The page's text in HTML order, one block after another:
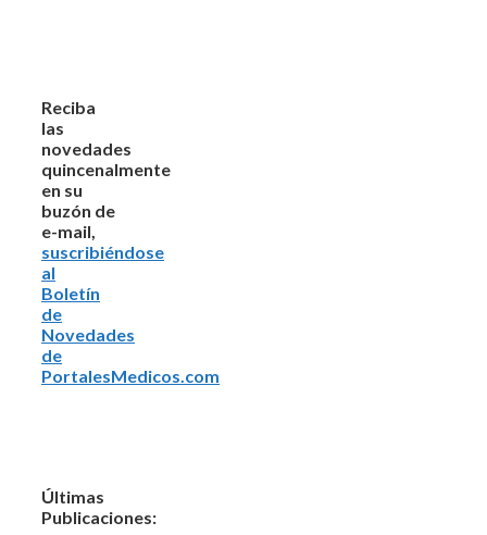
Reciba
las
novedades
quincenalmente
en su
buzón de
e-mail,
suscribiéndose
al
Boletín
de
Novedades
de
PortalesMedicos.com
Últimas
Publicaciones: